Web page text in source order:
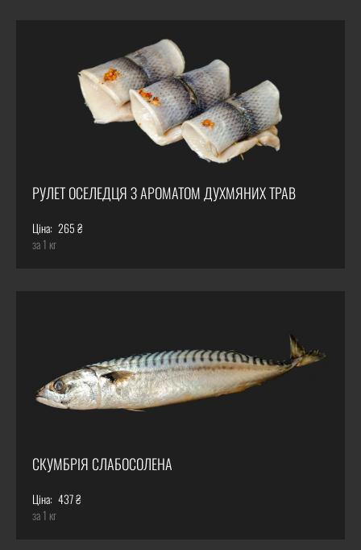
РУЛЕТ ОСЕЛЕДЦЯ З АРОМАТОМ ДУХМЯНИХ ТРАВ
Ціна: 265 ₴
за 1 кг
СКУМБРІЯ СЛАБОСОЛЕНА
Ціна: 437 ₴
за 1 кг